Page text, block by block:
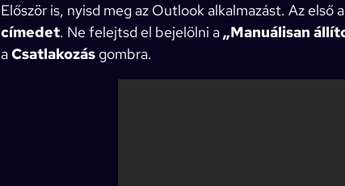
Először is, nyisd meg az Outlook alkalmazást. Az első
címedet. Ne felejtsd el bejelölni a„Manuálisan
aCsatlakozásgombra.